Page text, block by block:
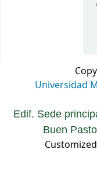
Universidad
Edif. Sede
Buen